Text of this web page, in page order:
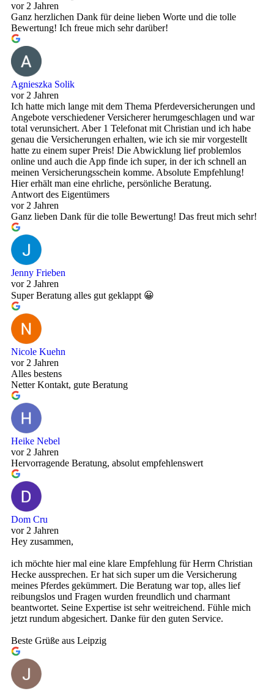
vor 2 Jahren
Ganz herzlichen Dank für deine lieben Worte und die tolle
Bewertung! Ich freue mich sehr darüber!
Agnieszka Solik
vor 2 Jahren
Ich hatte mich lange mit dem Thema Pferdeversicherungen und
Angebote verschiedener Versicherer herumgeschlagen und war
total verunsichert. Aber 1 Telefonat mit Christian und ich habe
genau die Versicherungen erhalten, wie ich sie mir vorgestellt
hatte zu einem super Preis! Die Abwicklung lief problemlos
online und auch die App finde ich super, in der ich schnell an
meinen Versicherungsschein komme. Absolute Empfehlung!
Hier erhält man eine ehrliche, persönliche Beratung.
Antwort des Eigentümers
vor 2 Jahren
Ganz lieben Dank für die tolle Bewertung! Das freut mich sehr!
Jenny Frieben
vor 2 Jahren
Super Beratung alles gut geklappt 😀
Nicole Kuehn
vor 2 Jahren
Alles bestens
Netter Kontakt, gute Beratung
Heike Nebel
vor 2 Jahren
Hervorragende Beratung, absolut empfehlenswert
Dom Cru
vor 2 Jahren
Hey zusammen,
ich möchte hier mal eine klare Empfehlung für Herrn Christian
Hecke aussprechen. Er hat sich super um die Versicherung
meines Pferdes gekümmert. Die Beratung war top, alles lief
reibungslos und Fragen wurden freundlich und charmant
beantwortet. Seine Expertise ist sehr weitreichend. Fühle mich
jetzt rundum abgesichert. Danke für den guten Service.
Beste Grüße aus Leipzig